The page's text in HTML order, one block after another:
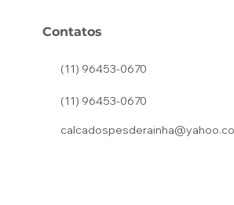
Contatos
(11) 96453-0670
(11) 96453-0670